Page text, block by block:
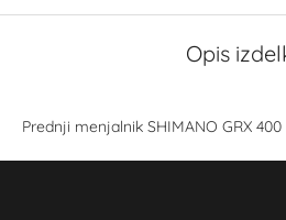
Opis
Prednji menjalnik SHIMANO GRX